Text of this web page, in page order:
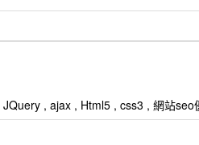
, ajax , Html5 , css3 , 網站seo